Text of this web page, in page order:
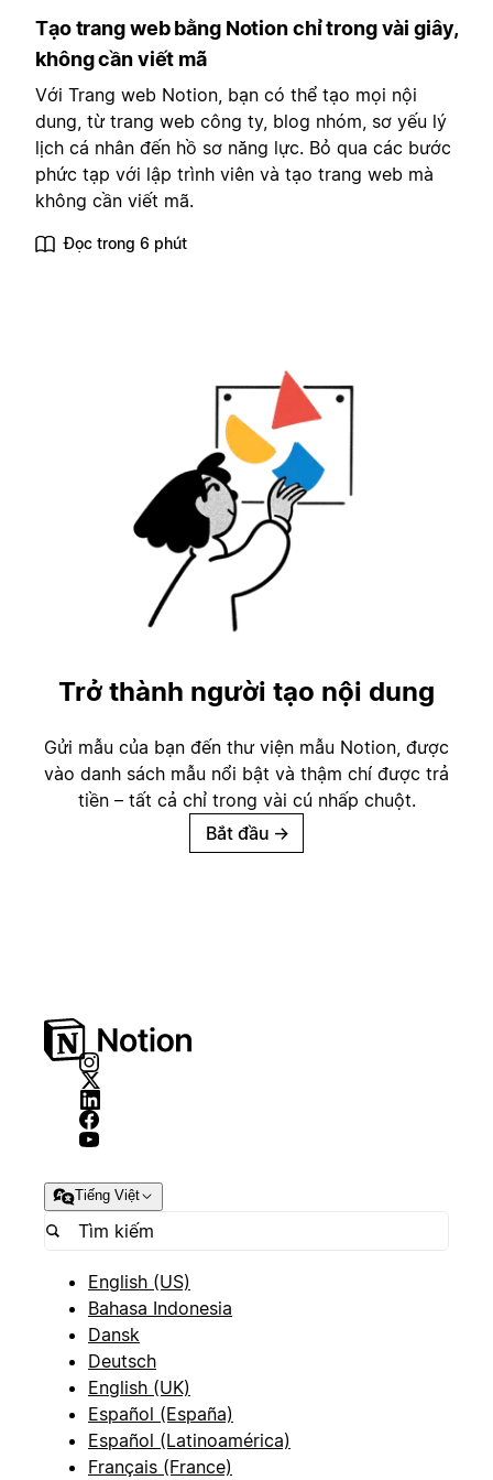
Tạo trang web bằng Notion chỉ trong vài giây,
không cần viết mã
Với Trang web Notion, bạn có thể tạo mọi nội
dung, từ trang web công ty, blog nhóm, sơ yếu lý
lịch cá nhân đến hồ sơ năng lực. Bỏ qua các bước
phức tạp với lập trình viên và tạo trang web mà
không cần viết mã.
Đọc trong 6 phút
Trở thành người tạo nội dung
Gửi mẫu của bạn đến thư viện mẫu Notion, được
vào danh sách mẫu nổi bật và thậm chí được trả
tiền – tất cả chỉ trong vài cú nhấp chuột.
Bắt đầu →
Tiếng Việt
English (US)
Bahasa Indonesia
Dansk
Deutsch
English (UK)
Español (España)
Español (Latinoamérica)
Français (France)